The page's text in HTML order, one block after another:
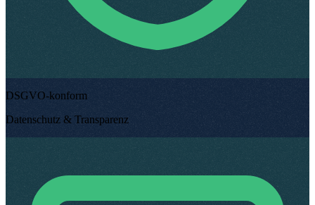
DSGVO-konform
Datenschutz & Transparenz